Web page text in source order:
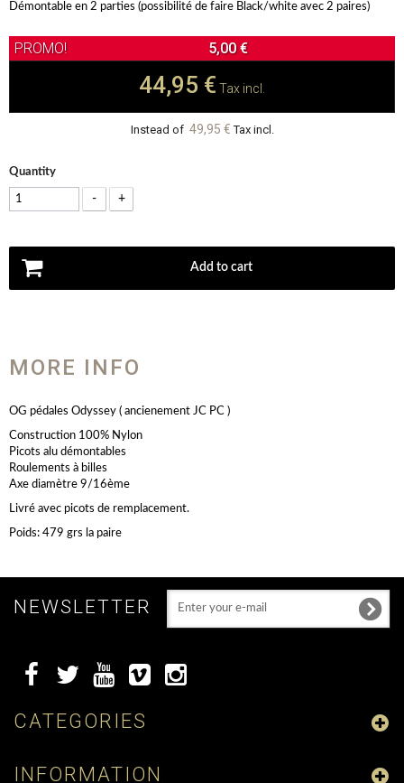
Démontable en 2 parties (possibilité de faire Black/white avec 2 paires)
5,00 €
44,95 € Tax incl.
Instead of 49,95 € Tax incl.
Quantity
- +
Add to cart
MORE INFO
OG pédales Odyssey ( ancienement JC PC )
Construction 100% Nylon
Picots alu démontables
Roulements à billes
Axe diamètre 9/16ème
Livré avec picots de remplacement.
Poids: 479 grs la paire
NEWSLETTER
CATEGORIES
INFORMATION